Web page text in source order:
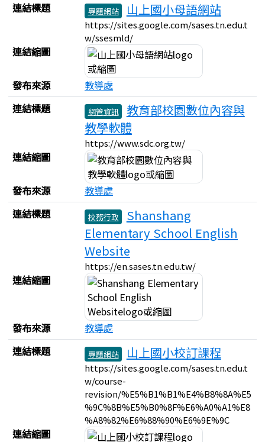
連結標題
專題網站 山上國小母語網站
https://sites.google.com/sases.tn.edu.t
w/ssesmld/
連結縮圖
發布來源
教導處
連結標題
網管資訊
教育部校園數位內容與
教學軟體
https://www.sdc.org.tw/
連結縮圖
發布來源
教導處
連結標題
校務行政
Shanshang
Elementary School English
Website
https://en.sases.tn.edu.tw/
連結縮圖
發布來源
教導處
連結標題
專題網站 山上國小校訂課程
https://sites.google.com/sases.tn.edu.t
w/course-
revision/%E5%B1%B1%E4%B8%8A%E5
%9C%8B%E5%B0%8F%E6%A0%A1%E8
%A8%82%E6%88%90%E6%9E%9C
連結縮圖